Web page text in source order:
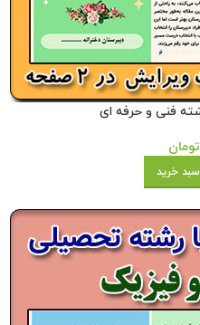
فنی و حرفه ای
تومان
خرید